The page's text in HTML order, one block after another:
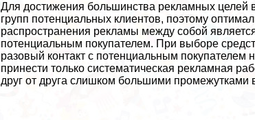
Для достижения большинства рекламных
групп потенциальных клиентов, поэтому
распространения рекламы между собой
потенциальным покупателем. При выборе
разовый контакт с потенциальным покупателем
принести только систематическая рекламная
друг от друга слишком большими промежутками